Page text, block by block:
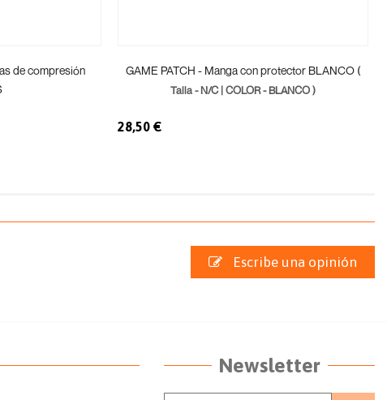
de compresión
GAME PATCH - Manga con protector BLANCO (
Talla - N/C | COLOR - BLANCO )
28,50 €
Escribe una opinión
Newsletter